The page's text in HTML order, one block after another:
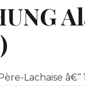
Lachaise â€“